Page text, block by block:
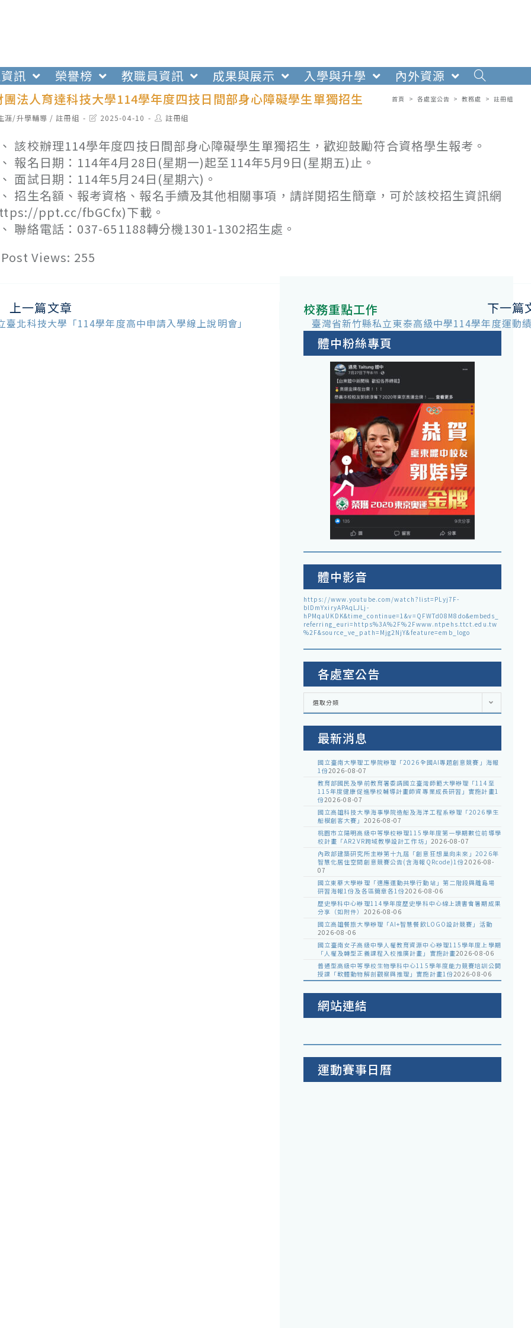
訊 榮譽榜 教職員資訊 成果與展示 入學與升學
內外資源
法人育達科技大學114學年度四技日間部身心障礙學生單獨招生
首頁 > 各處室公告 > 教務處 > 註冊組
涯/升學輔導 / 註冊組
Post2025-04-10
Post註冊組
該校辦理114學年度四技日間部身心障礙學生單獨招生，歡迎鼓勵符合資格學生報考。
報名日期：114年4月28日(星期一)起至114年5月9日(星期五)止。
面試日期：114年5月24日(星期六)。
招生名額、報考資格、報名手續及其他相關事項，請詳閱招生簡章，可於該校招生資訊網
ppt.cc/fbGCfx)下載。
聯絡電話：037-651188轉分機1301-1302招生處。
Post Views: 255
上一篇文章
臺北科技大學「114學年度高中申請入學線上說明會」
下一篇
臺灣省新竹縣私立東泰高級中學114學年度運動
校務重點工作
體中粉絲專頁
體中影音
https://www.youtube.com/watch?list=PLyj7F-
blDmYxiryAPAqLJLj-
hPMqaUKDK&time_continue=1&v=QFWTd08M8do&embeds_
referring_euri=https%3A%2F%2Fwww.ntpehs.ttct.edu.tw
%2F&source_ve_path=Mjg2NjY&feature=emb_logo
各處室公告
各
室
選取分類
最新消息
國立臺南大學理工學院辦理「2026全國AI專題創意競賽」海報
1份2026-08-07
教育部國民及學前教育署委請國立臺灣師範大學辦理「114至
115年度健康促進學校輔導計畫師資專業成長研習」實施計畫1
份2026-08-07
國立高雄科技大學海事學院造船及海洋工程系辦理「2026學生
船模創客大賽」 2026-08-07
桃園市立陽明高級中等學校辦理115學年度第一學期數位前導學
校計畫「AR2VR跨域教學設計工作坊」 2026-08-07
內政部建築研究所主辦第十九屆「創意狂想巢向未來」2026年
智慧化居住空間創意競賽公告(含海報QRcode)1份2026-08-
07
國立東華大學辦理「適應運動共學行動站」第二階段與離島場
研習海報1份及各區簡章各1份2026-08-06
歷史學科中心辦理114學年度歷史學科中心線上讀書會暑期成果
分享（如附件） 2026-08-06
國立高雄餐旅大學辦理「AI+智慧餐飲LOGO設計競賽」活動
2026-08-06
國立臺南女子高級中學人權教育資源中心辦理115學年度上學期
「人權及轉型正義課程入校推廣計畫」實施計畫2026-08-06
普通型高級中等學校生物學科中心115學年度能力競賽培訓公開
授課「軟體動物解剖觀察與推理」實施計畫1份2026-08-06
網站連結
運動賽事日曆